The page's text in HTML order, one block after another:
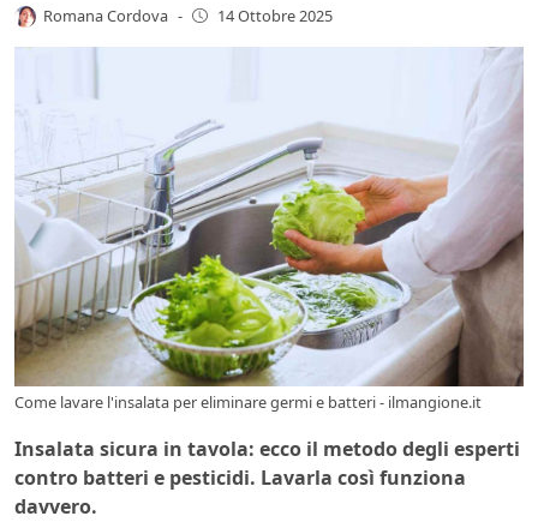
Romana Cordova - 14 Ottobre 2025
Come lavare l'insalata per eliminare germi e batteri - ilmangione.it
Insalata sicura in tavola: ecco il metodo degli esperti
contro batteri e pesticidi. Lavarla così funziona
davvero.